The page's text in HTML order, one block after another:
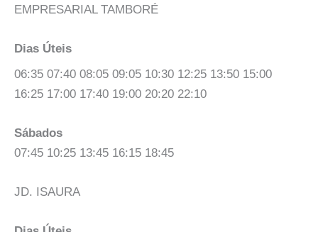
EMPRESARIAL TAMBORÉ
Dias Úteis
06:35 07:40 08:05 09:05 10:30 12:25 13:50 15:00
16:25 17:00 17:40 19:00 20:20 22:10
Sábados
07:45 10:25 13:45 16:15 18:45
JD. ISAURA